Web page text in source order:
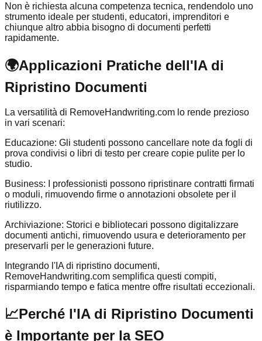
Non è richiesta alcuna competenza tecnica, rendendolo uno
strumento ideale per studenti, educatori, imprenditori e
chiunque altro abbia bisogno di documenti perfetti
rapidamente.
🌍Applicazioni Pratiche dell'IA di
Ripristino Documenti
La versatilità di RemoveHandwriting.com lo rende prezioso
in vari scenari:
Educazione: Gli studenti possono cancellare note da fogli di
prova condivisi o libri di testo per creare copie pulite per lo
studio.
Business: I professionisti possono ripristinare contratti firmati
o moduli, rimuovendo firme o annotazioni obsolete per il
riutilizzo.
Archiviazione: Storici e bibliotecari possono digitalizzare
documenti antichi, rimuovendo usura e deterioramento per
preservarli per le generazioni future.
Integrando l'IA di ripristino documenti,
RemoveHandwriting.com semplifica questi compiti,
risparmiando tempo e fatica mentre offre risultati eccezionali.
📈Perché l'IA di Ripristino Documenti
è Importante per la SEO